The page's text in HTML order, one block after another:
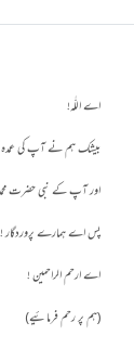
اے اللّٰہ!
بیشک ہم نے آپ کی
اور آپ کے نبی حضرت
پس اے ہمارے پروردگار !
اے ارحم الراحمین !
(ہم پر رحم فرمائیے)